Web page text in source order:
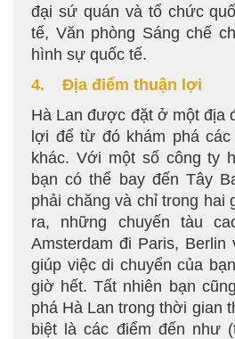
đại sứ quán và tổ chức
tế, Văn phòng Sáng chế
hình sự quốc tế.
4. Địa điểm thuận lợi
Hà Lan được đặt ở một địa
lợi để từ đó khám phá
khác. Với một số công ty
bạn có thể bay đến Tây
phải chăng và chỉ trong hai
ra, những chuyến tàu
Amsterdam đi Paris, Berlin
giúp việc di chuyển của
giờ hết. Tất nhiên bạn
phá Hà Lan trong thời gian
biệt là các điểm đến như